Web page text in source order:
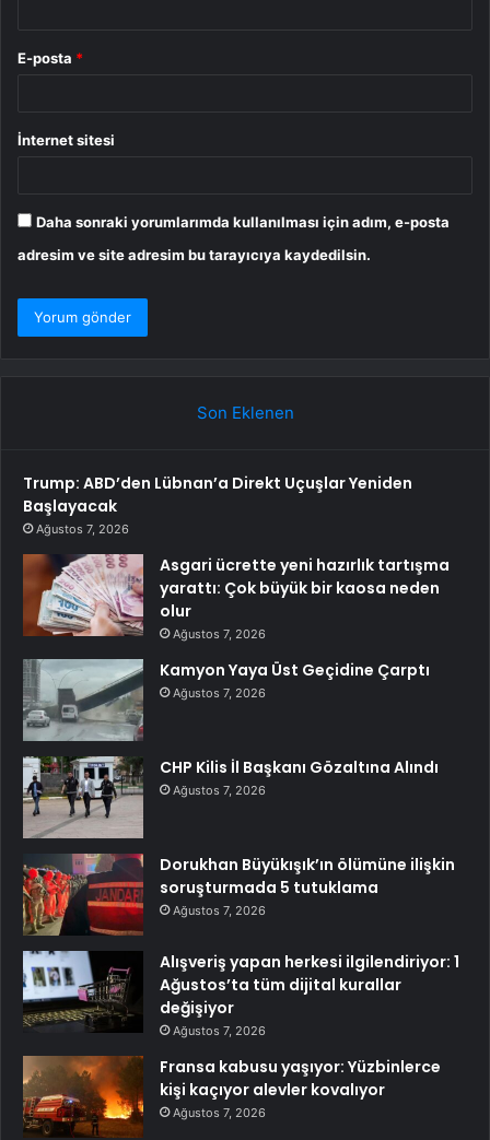
E-posta *
İnternet sitesi
Daha sonraki yorumlarımda kullanılması için adım, e-posta
adresim ve site adresim bu tarayıcıya kaydedilsin.
Son Eklenen
Trump: ABD’den Lübnan’a Direkt Uçuşlar Yeniden
Başlayacak
Ağustos 7, 2026
Asgari ücrette yeni hazırlık tartışma
yarattı: Çok büyük bir kaosa neden
olur
Ağustos 7, 2026
Kamyon Yaya Üst Geçidine Çarptı
Ağustos 7, 2026
CHP Kilis İl Başkanı Gözaltına Alındı
Ağustos 7, 2026
Dorukhan Büyükışık’ın ölümüne ilişkin
soruşturmada 5 tutuklama
Ağustos 7, 2026
Alışveriş yapan herkesi ilgilendiriyor: 1
Ağustos’ta tüm dijital kurallar
değişiyor
Ağustos 7, 2026
Fransa kabusu yaşıyor: Yüzbinlerce
kişi kaçıyor alevler kovalıyor
Ağustos 7, 2026